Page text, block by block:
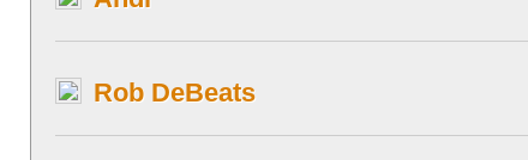
Rob DeBeats